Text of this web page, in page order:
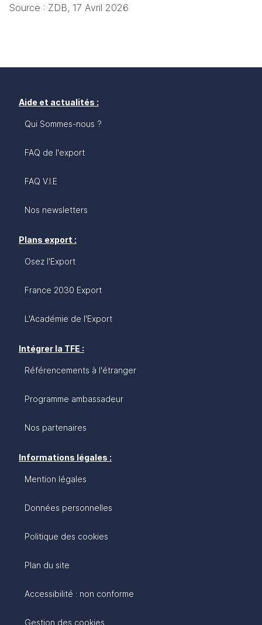
Source : ZDB, 17 Avril 2026
Aide et actualités :
Qui Sommes-nous ?
FAQ de l'export
FAQ V.I.E
Nos newsletters
Plans export :
Osez l'Export
France 2030 Export
L'Académie de l'Export
Intégrer la TFE :
Référencements à l'étranger
Programme ambassadeur
Nos partenaires
Informations légales :
Mention légales
Données personnelles
Politique des cookies
Plan du site
Accessibilité : non conforme
Gestion des cookies